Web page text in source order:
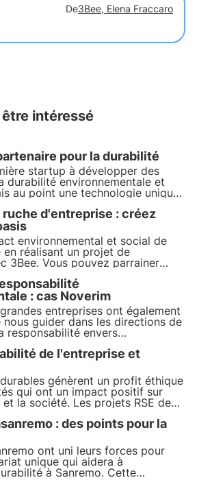
De3Bee, Elena Fraccaro
intéressé
pour la durabilité
startup à développer des
durabilité environnementale et
au point une technologie unique
abeilles et la biodiversité. Avec
partenaires et plus de 150
s'imposer comme un leader
l'environnement.
ruche d'entreprise : créez
environnemental et social de
réalisant un projet de
3Bee. Vous pouvez parrainer
chez un apiculteur ou bien
sur votre terrain. Devenez un
de la biodiversité avec
: cas Noverim
entreprises ont également
nous guider dans les directions de
responsabilité envers
Et c'est exactement ce que
rejoignant le projet Pollinate the
de l'entreprise et
génèrent un profit éthique
qui ont un impact positif sur
la société. Les projets RSE de
la biodiversité. Découvrez
durable et comment protéger
impliquant vos employés.
: des points pour la
ont uni leurs forces pour
unique qui aidera à
à Sanremo. Cette
but d'analyser et de soutenir